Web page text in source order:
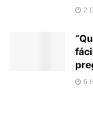
2
6